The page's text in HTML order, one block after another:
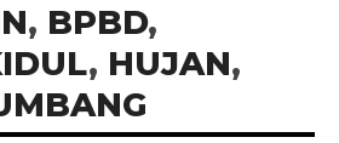
, BPBD,
, HUJAN,